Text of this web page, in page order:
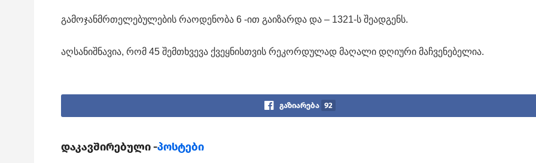
გამოჯანმრთელებულების რაოდენობა 6 -ით გაიზარდა და – 1321-ს შეადგენს.
აღსანიშნავია, რომ 45 შემთხვევა ქვეყნისთვის რეკორდულად მაღალი დღიური მაჩვენებელია.
გაზიარება 92
დაკავშირებული -პოსტები